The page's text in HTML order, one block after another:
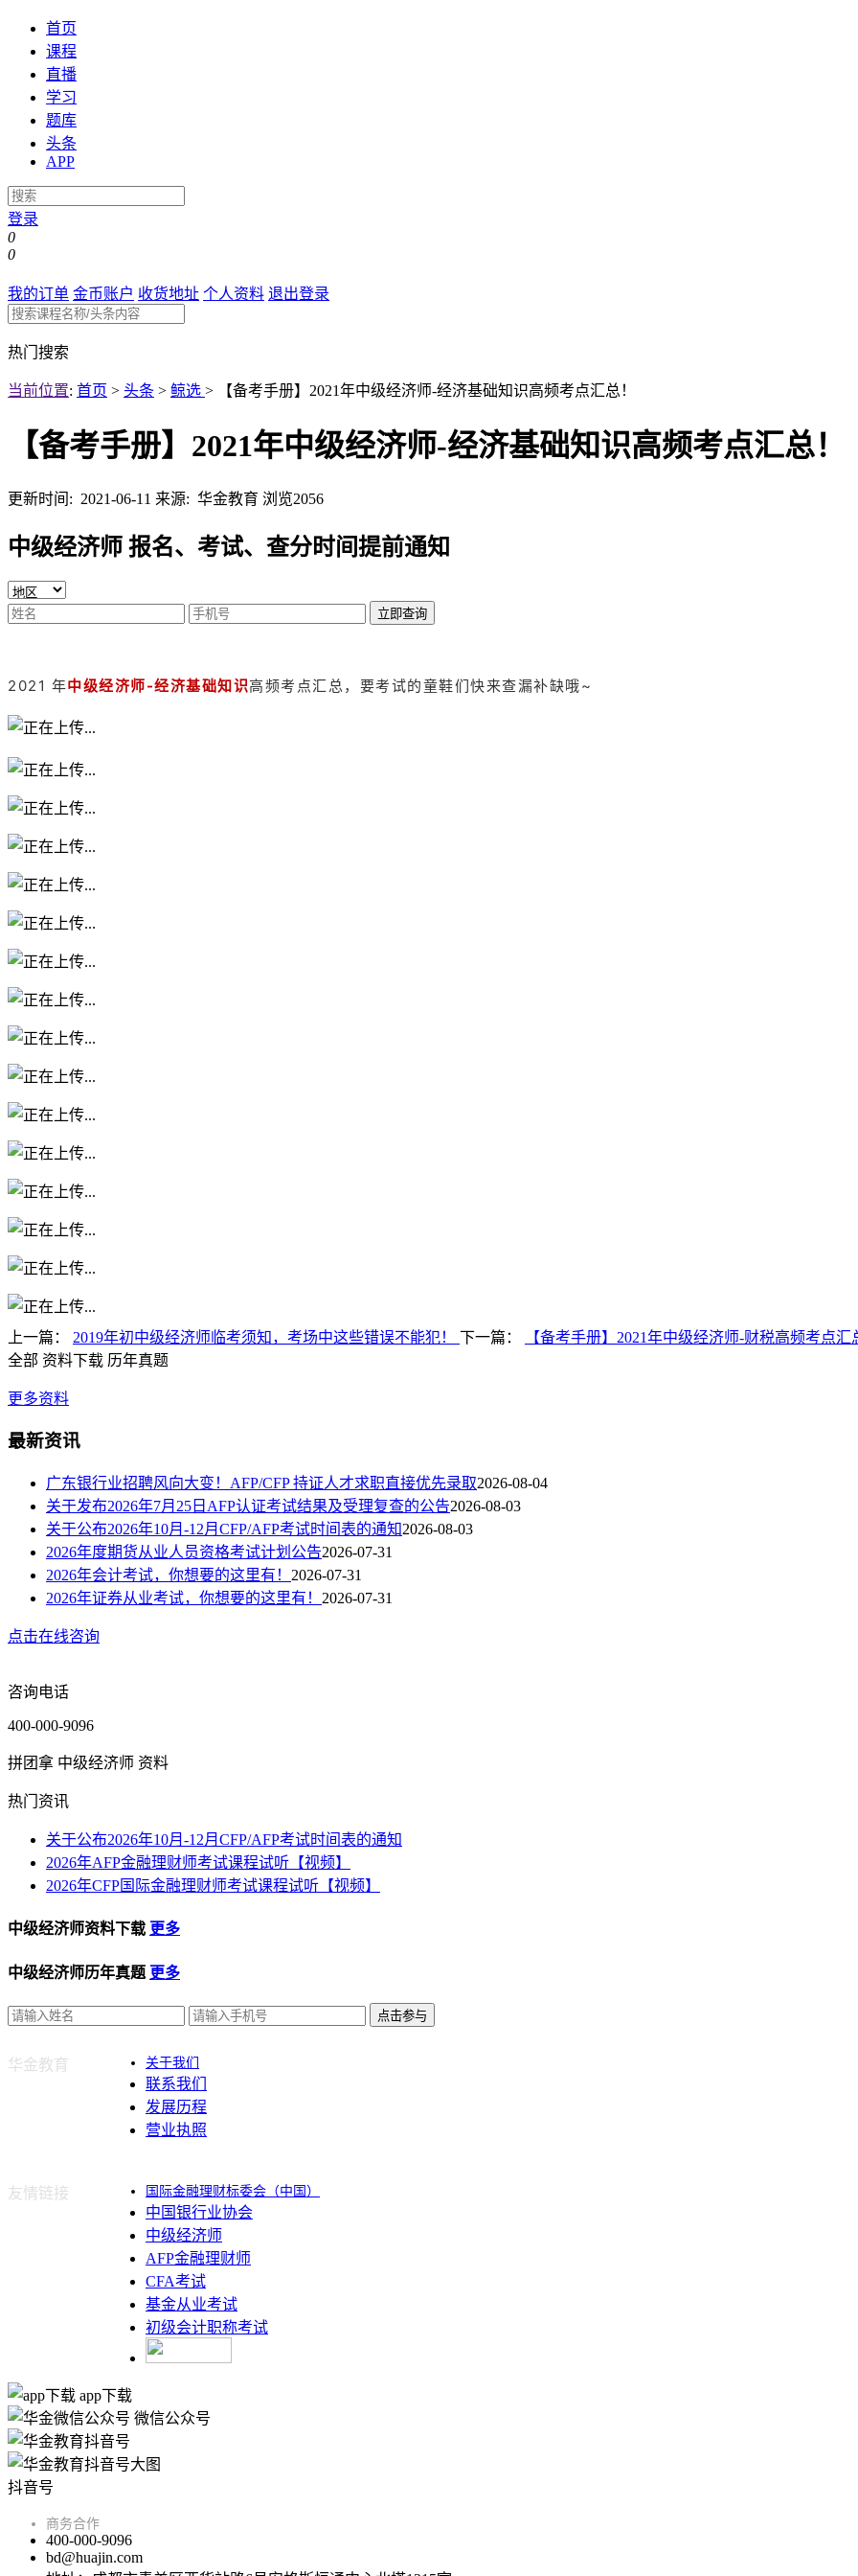
首页
课程
直播
学习
题库
头条
APP
登录
0
0
我的订单 金币账户 收货地址 个人资料 退出登录
热门搜索
当前位置: 首页 > 头条 > 鲸选 > 【备考手册】2021年中级经济师-经济基础知识高频考点汇总！
【备考手册】2021年中级经济师-经济基础知识高频考点汇总！
更新时间: 2021-06-11 来源: 华金教育 浏览2056
中级经济师 报名、考试、查分时间提前通知
立即查询
2021 年中级经济师-经济基础知识高频考点汇总，要考试的童鞋们快来查漏补缺哦~
上一篇： 2019年初中级经济师临考须知，考场中这些错误不能犯！ 下一篇：
【备考手册】2021年中级经济师-财税高频考点汇
全部 资料下载 历年真题
更多资料
最新资讯
广东银行业招聘风向大变！AFP/CFP 持证人才求职直接优先录取2026-08-04
关于发布2026年7月25日AFP认证考试结果及受理复查的公告2026-08-03
关于公布2026年10月-12月CFP/AFP考试时间表的通知2026-08-03
2026年度期货从业人员资格考试计划公告2026-07-31
2026年会计考试，你想要的这里有！ 2026-07-31
2026年证券从业考试，你想要的这里有！ 2026-07-31
点击在线咨询
咨询电话
400-000-9096
拼团拿 中级经济师 资料
热门资讯
关于公布2026年10月-12月CFP/AFP考试时间表的通知
2026年AFP金融理财师考试课程试听【视频】
2026年CFP国际金融理财师考试课程试听【视频】
中级经济师资料下载 更多
中级经济师历年真题 更多
点击参与
华金教育 关于我们
联系我们
发展历程
营业执照
友情链接 国际金融理财标委会（中国）
中国银行业协会
中级经济师
AFP金融理财师
CFA考试
基金从业考试
初级会计职称考试
app下载
微信公众号
抖音号
商务合作
400-000-9096
bd@huajin.com